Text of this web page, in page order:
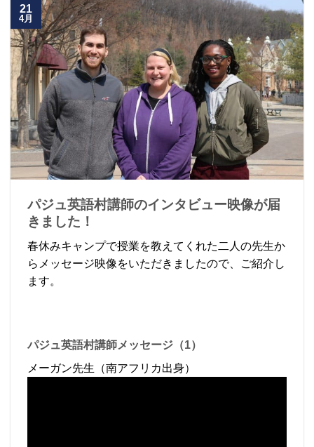
21
4月
パジュ英語村講師のインタビュー映像が届
きました！
春休みキャンプで授業を教えてくれた二人の先生か
らメッセージ映像をいただきましたので、ご紹介し
ます。
パジュ英語村講師メッセージ（1）
メーガン先生（南アフリカ出身）